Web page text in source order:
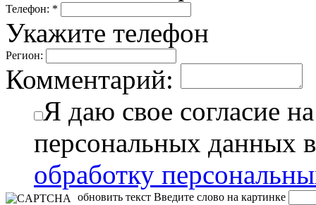
Телефон: *
Укажите телефон
Регион:
Комментарий:
Я даю свое согласие
персональных данных
обработку
обновить текст Введите слово на картинке